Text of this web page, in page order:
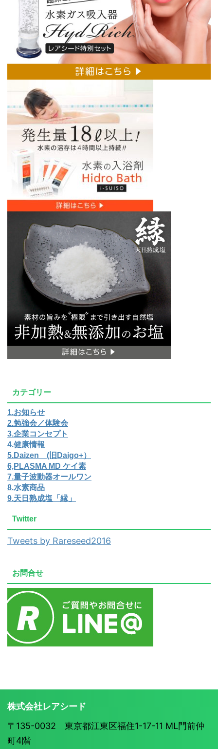
カテゴリー
1.お知らせ
2.勉強会／体験会
3.企業コンセプト
4.健康情報
5.Daizen (旧Daigo+）
6,PLASMA MD ケイ素
7.量子波動器オールワン
8.水素商品
9.天日熟成塩「縁」
Twitter
Tweets by Rareseed2016
お問合せ
株式会社レアシード
〒135-0032 東京都江東区福住1-17-11 ML門前仲
町4階